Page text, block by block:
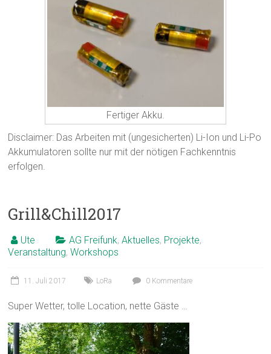
Fertiger Akku.
Disclaimer: Das Arbeiten mit (ungesicherten) Li-Ion und Li-Po
Akkumulatoren sollte nur mit der nötigen Fachkenntnis
erfolgen.
Grill&Chill2017
Ute AG Freifunk,Aktuelles, Projekte,
Veranstaltung,Workshops
11. Juli 2017 LoRa 0 Kommentare
Super Wetter, tolle Location, nette Gäste …